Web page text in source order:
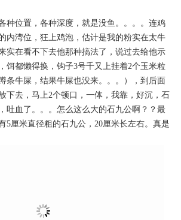
种位置，各种深度，就是没鱼。。。。连鸡
内湾位，狂上鸡泡，估计是我的粉实在太牛
实在看不下去他那种搞法了，说过去给他示
饵都懒得换，钩子3号千又上挂着2个玉米粒
条牛屎，结果牛屎也没来。。。），到后面
下去，马上2个顿口，一体，我靠，好沉，石
吐血了。。。怎么这么大的石九公啊？？最
5厘米直径粗的石九公，20厘米长左右。真是